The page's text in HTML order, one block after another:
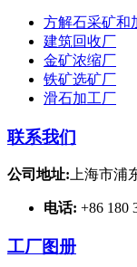
方解石采矿和
建筑回收厂
金矿浓缩厂
铁矿选矿厂
滑石加工厂
联系我们
公司地址:上海市浦
电话: +86 180
工厂图册